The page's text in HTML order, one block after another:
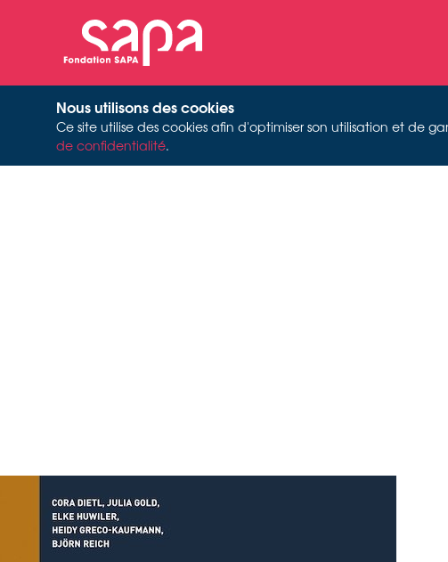
Nous utilisons des cookies
Ce site utilise des cookies afin d'optimiser son utilisation et de
de confidentialité.